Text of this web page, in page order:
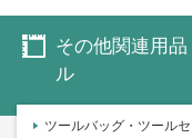
その他関連用品
ル
ツールバッグ・ツールセ